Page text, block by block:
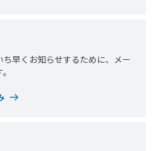
ち早くお知らせするために、メー